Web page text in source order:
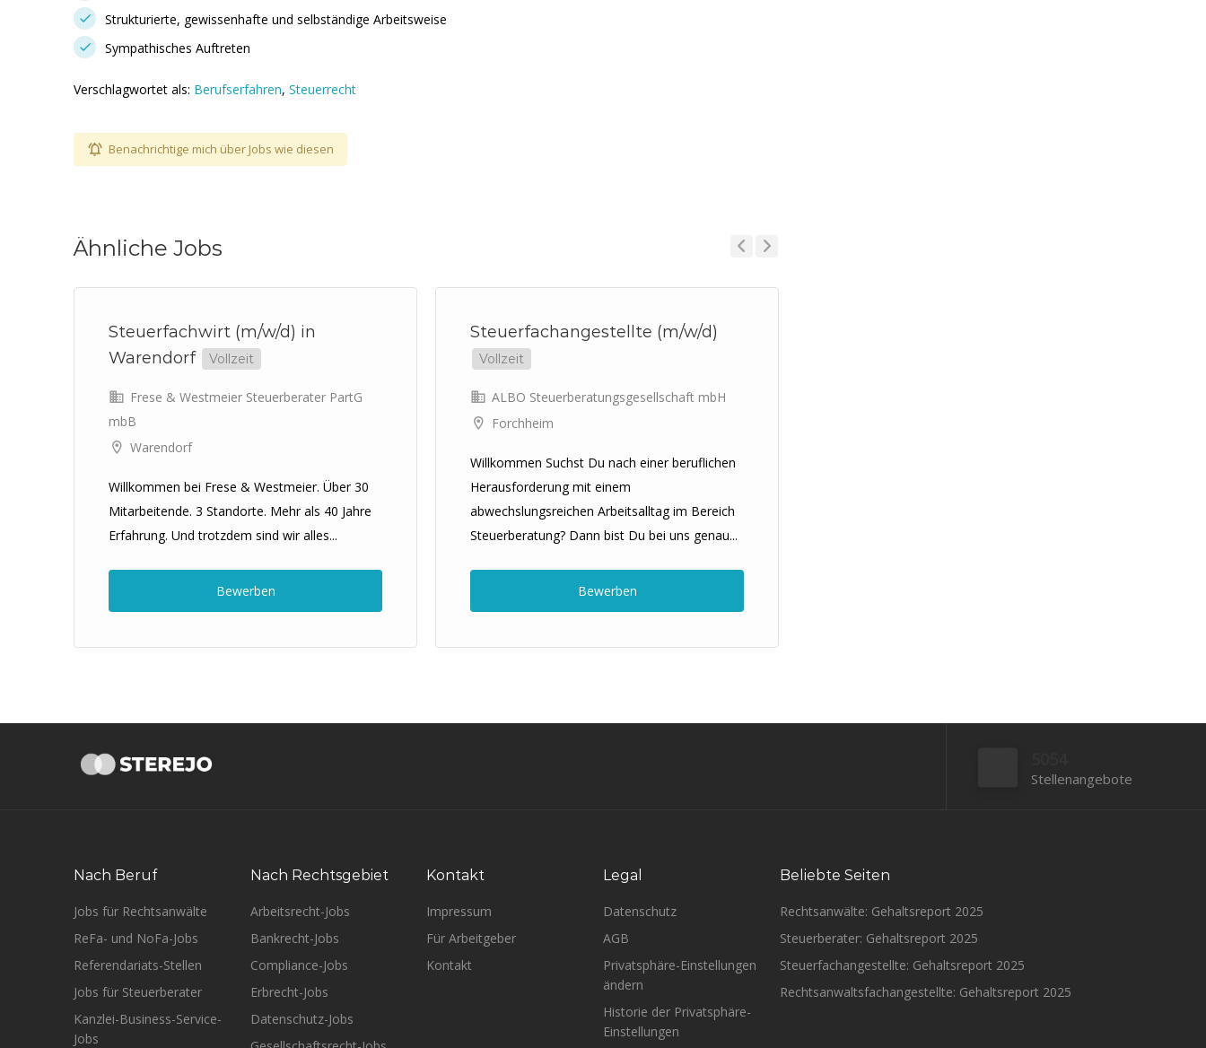
Strukturierte, gewissenhafte und selbständige Arbeitsweise
Sympathisches Auftreten
Verschlagwortet als: Berufserfahren, Steuerrecht
Benachrichtige mich über Jobs wie diesen
Ähnliche Jobs
Steuerfachwirt (m/w/d) in
Warendorf
Vollzeit
Frese & Westmeier Steuerberater PartG
mbB
Warendorf
Willkommen bei Frese & Westmeier. Über 30
Mitarbeitende. 3 Standorte. Mehr als 40 Jahre
Erfahrung. Und trotzdem sind wir alles...
Bewerben
Steuerfachangestellte (m/w/d)
Vollzeit
ALBO Steuerberatungsgesellschaft mbH
Forchheim
Willkommen Suchst Du nach einer beruflichen
Herausforderung mit einem
abwechslungsreichen Arbeitsalltag im Bereich
Steuerberatung? Dann bist Du bei uns genau...
Bewerben
Stellenangebote
Nach Beruf
Jobs für Rechtsanwälte
ReFa- und NoFa-Jobs
Referendariats-Stellen
Jobs für Steuerberater
Kanzlei-Business-Service-
Jobs
Nach Rechtsgebiet
Arbeitsrecht-Jobs
Bankrecht-Jobs
Compliance-Jobs
Erbrecht-Jobs
Datenschutz-Jobs
Kontakt
Impressum
Für Arbeitgeber
Kontakt
Legal
Datenschutz
AGB
Privatsphäre-Einstellungen
ändern
Historie der Privatsphäre-
Einstellungen
Beliebte Seiten
Rechtsanwälte: Gehaltsreport 2025
Steuerberater: Gehaltsreport 2025
Steuerfachangestellte: Gehaltsreport 2025
Rechtsanwaltsfachangestellte: Gehaltsreport 2025